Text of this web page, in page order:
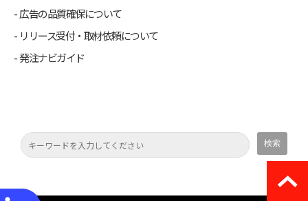
広告の品質確保について
リリース受付・取材依頼について
発注ナビガイド